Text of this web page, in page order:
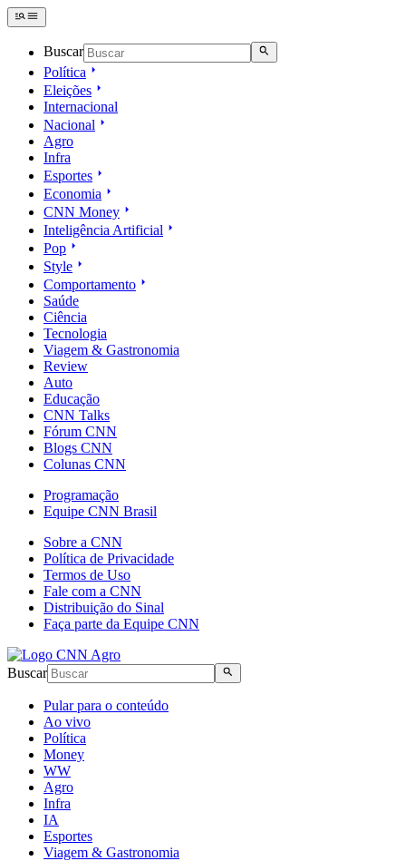
Buscar
Política
Eleições
Internacional
Nacional
Agro
Infra
Esportes
Economia
CNN Money
Inteligência Artificial
Pop
Style
Comportamento
Saúde
Ciência
Tecnologia
Viagem & Gastronomia
Review
Auto
Educação
CNN Talks
Fórum CNN
Blogs CNN
Colunas CNN
Programação
Equipe CNN Brasil
Sobre a CNN
Política de Privacidade
Termos de Uso
Fale com a CNN
Distribuição do Sinal
Faça parte da Equipe CNN
Buscar
Pular para o conteúdo
Ao vivo
Política
Money
WW
Agro
Infra
IA
Esportes
Viagem & Gastronomia